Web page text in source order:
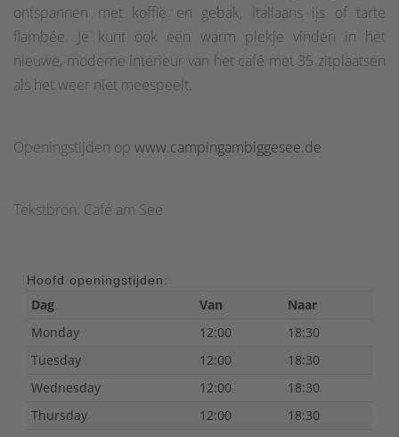
ontspannen met koffie en gebak, Italiaans ijs of tarte
flambée. Je kunt ook een warm plekje vinden in het
nieuwe, moderne interieur van het café met 35 zitplaatsen
als het weer niet meespeelt.
Openingstijden op www.campingambiggesee.de
Tekstbron: Café am See
Hoofd openingstijden:
Dag Van
Naar
Monday
12:00
18:30
Tuesday
12:00
18:30
Wednesday
12:00
18:30
Thursday
12:00
18:30